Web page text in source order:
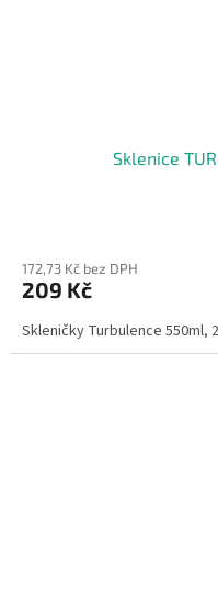
Sklenice
172,73 Kč bez DPH
209 Kč
Skleničky Turbulence 550ml,